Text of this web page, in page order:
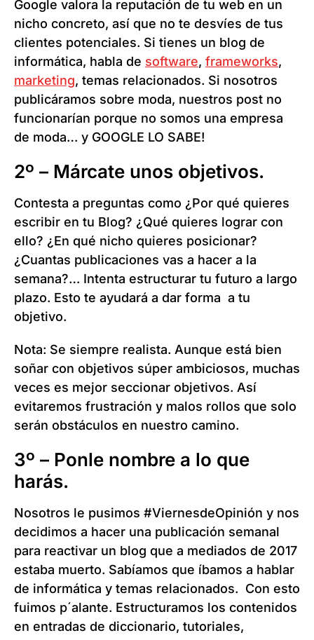
Google valora la reputación de tu web en un
nicho concreto, así que no te desvíes de tus
clientes potenciales. Si tienes un blog de
informática, habla de software, frameworks,
marketing, temas relacionados. Si nosotros
publicáramos sobre moda, nuestros post no
funcionarían porque no somos una empresa
de moda… y GOOGLE LO SABE!
2º – Márcate unos objetivos.
Contesta a preguntas como ¿Por qué quieres
escribir en tu Blog? ¿Qué quieres lograr con
ello? ¿En qué nicho quieres posicionar?
¿Cuantas publicaciones vas a hacer a la
semana?… Intenta estructurar tu futuro a largo
plazo. Esto te ayudará a dar forma a tu
objetivo.
Nota: Se siempre realista. Aunque está bien
soñar con objetivos súper ambiciosos, muchas
veces es mejor seccionar objetivos. Así
evitaremos frustración y malos rollos que solo
serán obstáculos en nuestro camino.
3º – Ponle nombre a lo que
harás.
Nosotros le pusimos #ViernesdeOpinión y nos
decidimos a hacer una publicación semanal
para reactivar un blog que a mediados de 2017
estaba muerto. Sabíamos que íbamos a hablar
de informática y temas relacionados. Con esto
fuimos p´alante. Estructuramos los contenidos
en entradas de diccionario, tutoriales,